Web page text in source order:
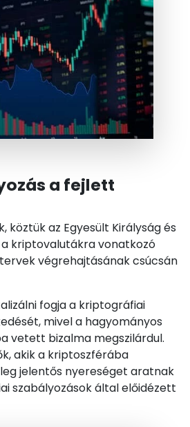
a fejlett
köztük az Egyesült Királyság és
a kriptovalutákra vonatkozó
végrehajtásának csúcsán
fogja a kriptográfiai
mivel a hagyományos
vetett bizalma megszilárdul.
akik a kriptoszférába
jelentős nyereséget aratnak
szabályozások által előidézett